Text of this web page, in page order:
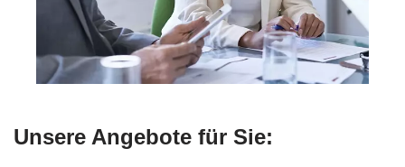
Unsere Angebote für Sie: